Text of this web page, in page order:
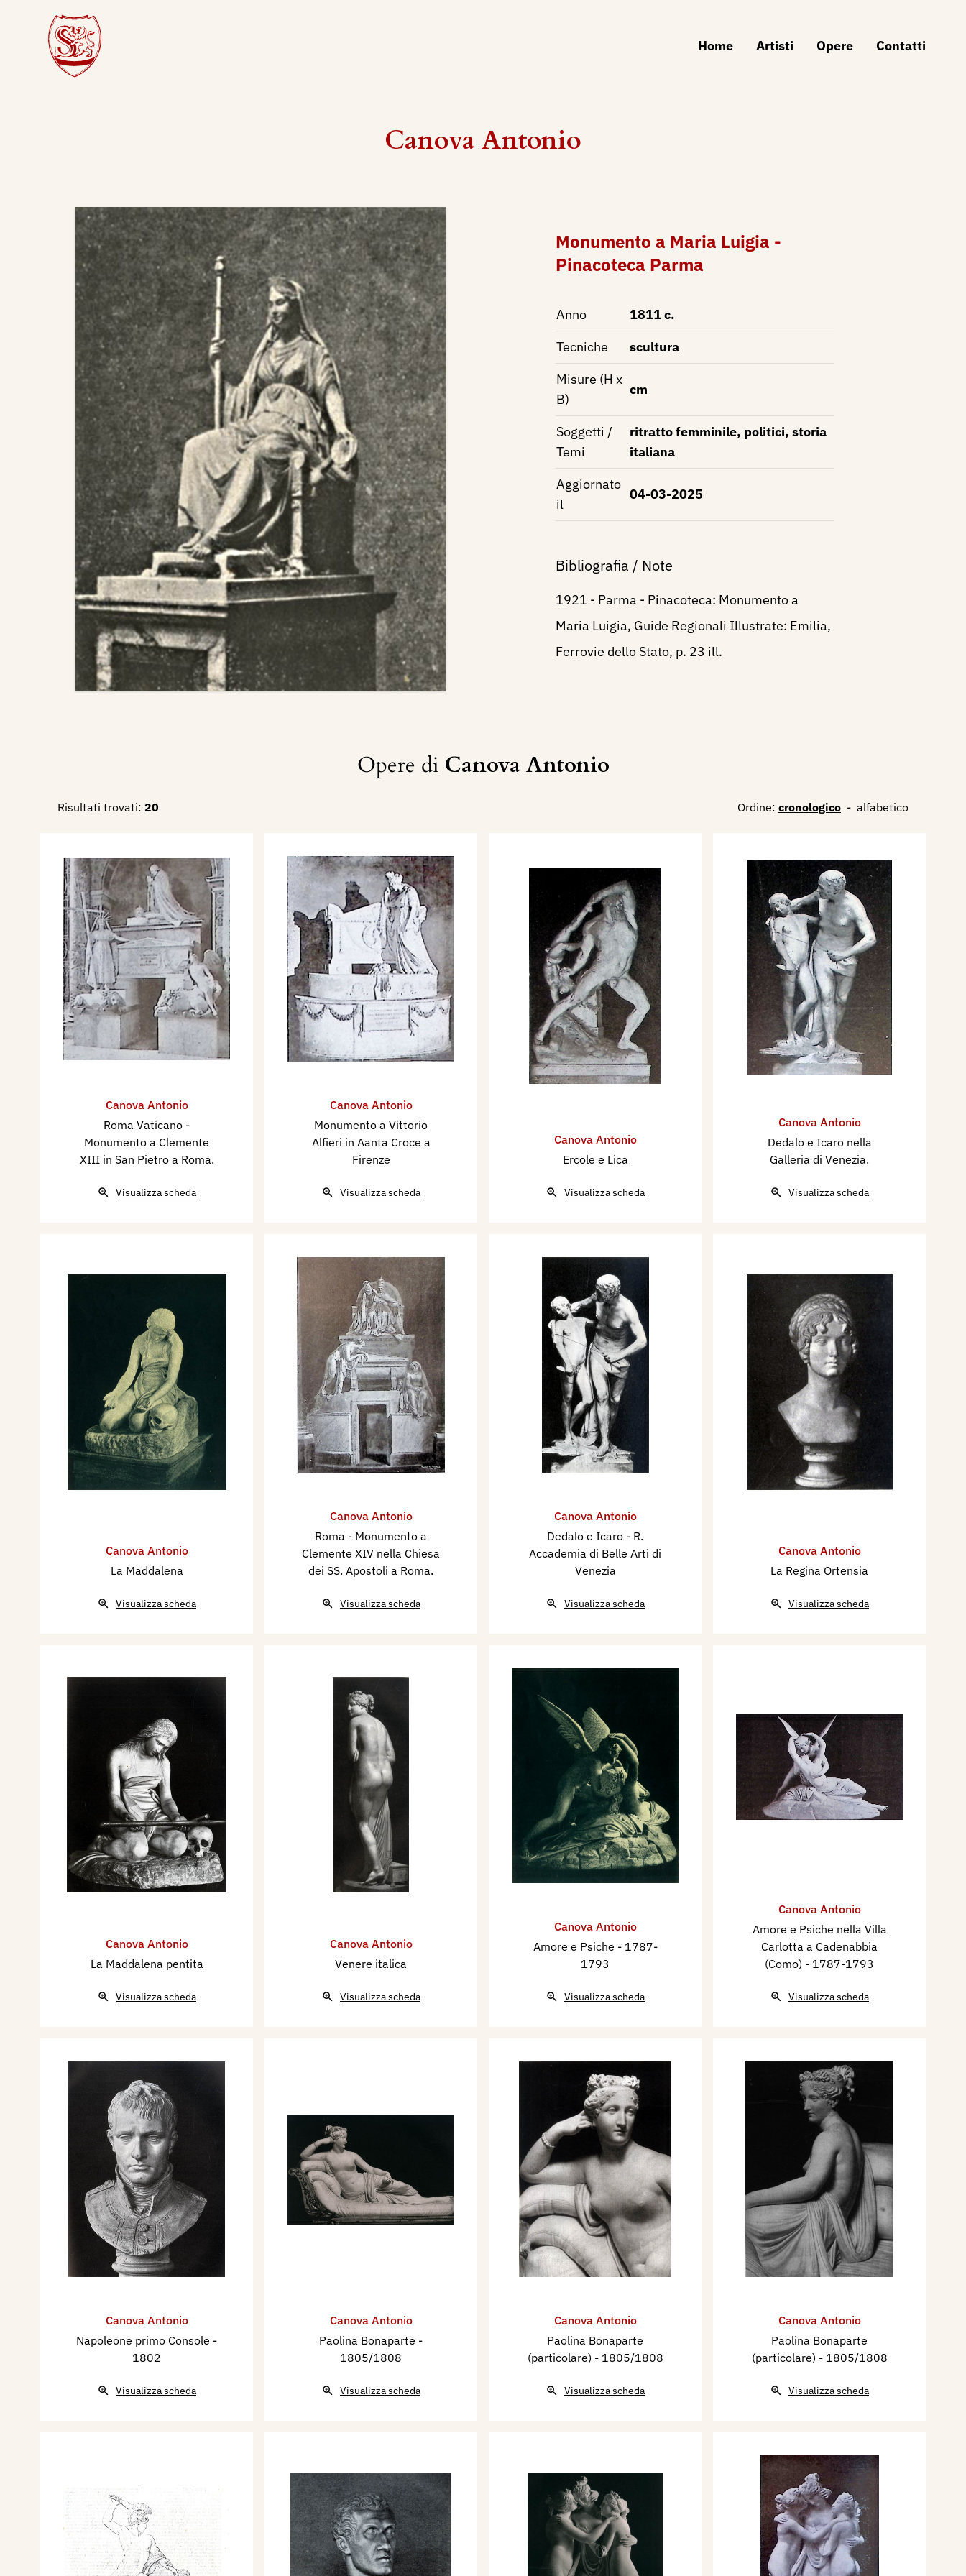
Home Artisti Opere Contatti
Canova Antonio
Monumento a Maria Luigia -
Pinacoteca Parma
Anno
1811 c.
Tecniche
scultura
Misure (H x
B)
cm
Soggetti /
Temi
ritratto femminile, politici, storia
italiana
Aggiornato
il
04-03-2025
Bibliografia / Note
1921 - Parma - Pinacoteca: Monumento a
Maria Luigia, Guide Regionali Illustrate: Emilia,
Ferrovie dello Stato, p. 23 ill.
Opere di Canova Antonio
Risultati trovati: 20 Ordine: cronologico - alfabetico
Canova Antonio
Roma Vaticano -
Monumento a Clemente
XIII in San Pietro a Roma.
Visualizza scheda
Canova Antonio
Monumento a Vittorio
Alfieri in Aanta Croce a
Firenze
Visualizza scheda
Canova Antonio
Ercole e Lica
Visualizza scheda
Canova Antonio
Dedalo e Icaro nella
Galleria di Venezia.
Visualizza scheda
Canova Antonio
La Maddalena
Visualizza scheda
Canova Antonio
Roma - Monumento a
Clemente XIV nella Chiesa
dei SS. Apostoli a Roma.
Visualizza scheda
Canova Antonio
Dedalo e Icaro - R.
Accademia di Belle Arti di
Venezia
Visualizza scheda
Canova Antonio
La Regina Ortensia
Visualizza scheda
Canova Antonio
La Maddalena pentita
Visualizza scheda
Canova Antonio
Venere italica
Visualizza scheda
Canova Antonio
Amore e Psiche - 1787-
1793
Visualizza scheda
Canova Antonio
Amore e Psiche nella Villa
Carlotta a Cadenabbia
(Como) - 1787-1793
Visualizza scheda
Canova Antonio
Napoleone primo Console -
1802
Visualizza scheda
Canova Antonio
Paolina Bonaparte -
1805/1808
Visualizza scheda
Canova Antonio
Paolina Bonaparte
(particolare) - 1805/1808
Visualizza scheda
Canova Antonio
Paolina Bonaparte
(particolare) - 1805/1808
Visualizza scheda